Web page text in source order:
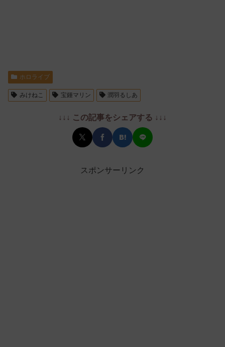
ホロライブ
みけねこ 宝鍾マリン 潤羽るしあ
↓↓↓ この記事をシェアする ↓↓↓
スポンサーリンク